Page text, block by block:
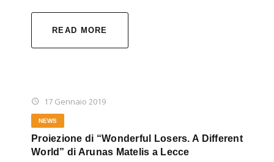
READ MORE
17 Gennaio 2019
NEWS
Proiezione di “Wonderful Losers. A Different
World” di Arunas Matelis a Lecce